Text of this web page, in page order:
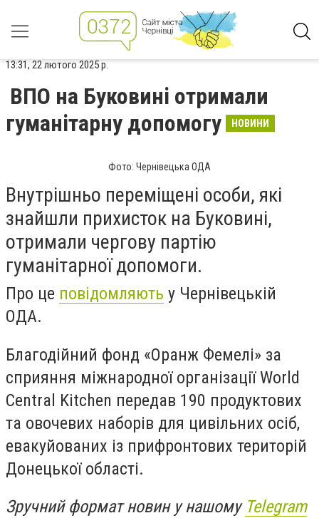
13:31, 22 лютого 2025 р.
ВПО на Буковині отримали
гуманітарну допомогу
НОВИНИ
Фото: Чернівецька ОДА
Внутрішньо переміщені особи, які
знайшли прихисток на Буковині,
отримали чергову партію
гуманітарної допомоги.
Про це повідомляють у Чернівецькій
ОДА.
Благодійний фонд «Оранж Фемелі» за
сприяння міжнародної організації World
Central Kitchen передав 190 продуктових
та овочевих наборів для цивільних осіб,
евакуйованих із прифронтових територій
Донецької області.
Зручний формат новин у нашому Telegram